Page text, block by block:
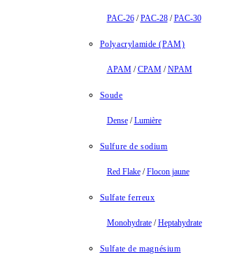
PAC-26/PAC-28/PAC-30
Polyacrylamide (PAM)
APAM/CPAM/NPAM
Soude
Dense/Lumière
Sulfure de sodium
Red Flake/Flocon jaune
Sulfate ferreux
Monohydrate/Heptahydrate
Sulfate de magnésium